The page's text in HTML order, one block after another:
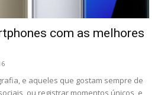
com as melhores
e aqueles que gostam sempre de
ou registrar momentos únicos, e